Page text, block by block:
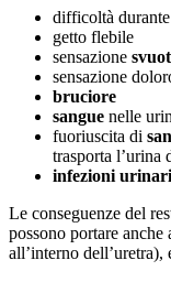
difficoltà
getto flebile
sensazione
sensazione
bruciore
sangue nelle
fuoriuscita di
trasporta l’urina
infezioni
Le conseguenze del
possono portare
all’interno dell’uretra),